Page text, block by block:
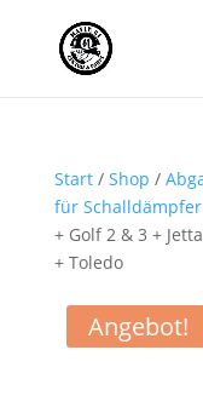
Start/ Shop /
für Schalldämpfer
+ Golf 2 & 3 +
+ Toledo
Angebot!